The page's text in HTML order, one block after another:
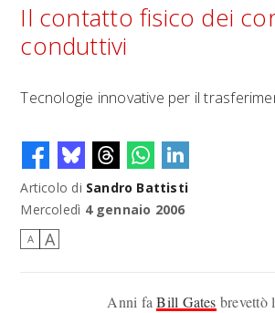
Il contatto fisico dei
conduttivi
Tecnologie innovative per il
Articolo di Sandro Battisti
Mercoledì 4 gennaio 2006
A A
Anni faBill Gates brevettò